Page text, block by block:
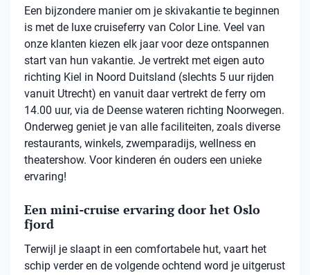
Een bijzondere manier om je skivakantie te beginnen
is met de luxe cruiseferry van Color Line. Veel van
onze klanten kiezen elk jaar voor deze ontspannen
start van hun vakantie. Je vertrekt met eigen auto
richting Kiel in Noord Duitsland (slechts 5 uur rijden
vanuit Utrecht) en vanuit daar vertrekt de ferry om
14.00 uur, via de Deense wateren richting Noorwegen.
Onderweg geniet je van alle faciliteiten, zoals diverse
restaurants, winkels, zwemparadijs, wellness en
theatershow. Voor kinderen én ouders een unieke
ervaring!
Een mini-cruise ervaring door het Oslo
fjord
Terwijl je slaapt in een comfortabele hut, vaart het
schip verder en de volgende ochtend word je uitgerust